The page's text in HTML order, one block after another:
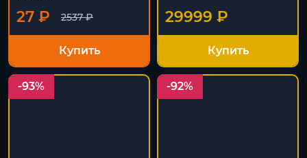
2537 ₽
27 ₽
Купить
29999 ₽
Купить
-93% -92%